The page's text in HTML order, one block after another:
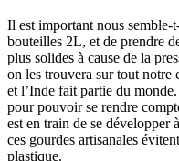
Il est important nous semble-
bouteilles 2L, et de prendre
plus solides à cause de la
on les trouvera sur tout notre
et l’Inde fait partie du
pour pouvoir se rendre
est en train de se développer
ces gourdes artisanales
plastique.